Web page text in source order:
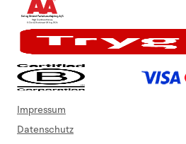
Impressum
Datenschutz